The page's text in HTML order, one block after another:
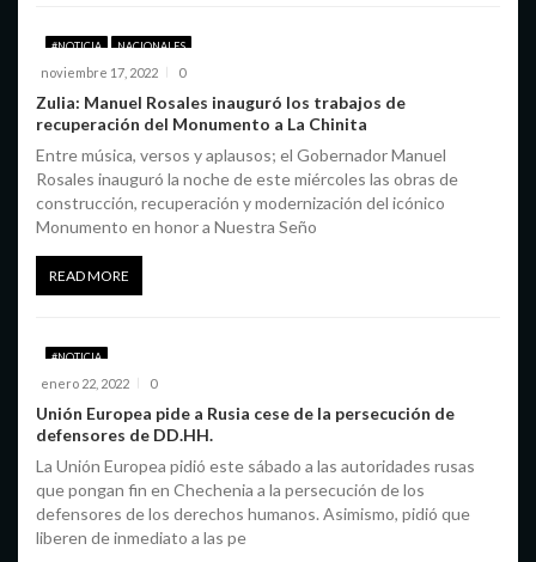
#NOTICIA NACIONALES
noviembre 17, 2022 0
Zulia: Manuel Rosales inauguró los trabajos de
recuperación del Monumento a La Chinita
Entre música, versos y aplausos; el Gobernador Manuel
Rosales inauguró la noche de este miércoles las obras de
construcción, recuperación y modernización del icónico
Monumento en honor a Nuestra Seño
READ MORE
#NOTICIA
enero 22, 2022 0
Unión Europea pide a Rusia cese de la persecución de
defensores de DD.HH.
La Unión Europea pidió este sábado a las autoridades rusas
que pongan fin en Chechenia a la persecución de los
defensores de los derechos humanos. Asimismo, pidió que
liberen de inmediato a las pe